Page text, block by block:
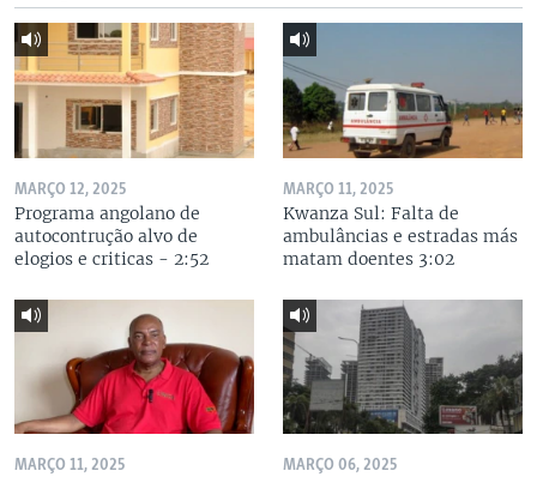
MARÇO 12, 2025
Programa angolano de
autocontrução alvo de
elogios e criticas - 2:52
MARÇO 11, 2025
Kwanza Sul: Falta de
ambulâncias e estradas más
matam doentes 3:02
MARÇO 11, 2025 MARÇO 06, 2025